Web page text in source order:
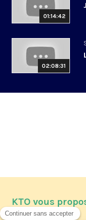
01:14:42
02:08:31
KTO vous